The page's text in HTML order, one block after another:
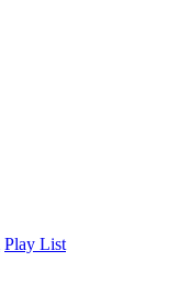
Play List